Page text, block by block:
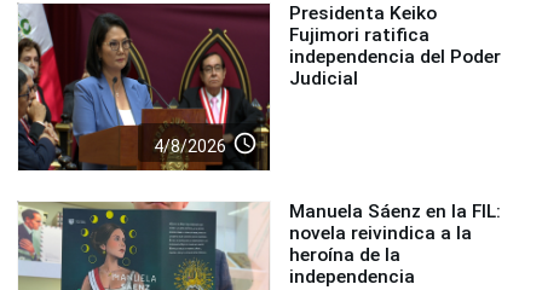
4/8/2026 access_time
Presidenta Keiko
Fujimori ratifica
independencia del Poder
Judicial
Manuela Sáenz en la FIL:
novela reivindica a la
heroína de la
independencia